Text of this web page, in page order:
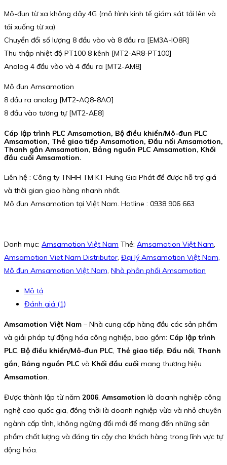
Mô-đun từ xa không dây 4G (mô hình kinh tế giám sát tải lên và
tải xuống từ xa)
Chuyển đổi số lượng 8 đầu vào và 8 đầu ra [EM3A-IO8R]
Thu thập nhiệt độ PT100 8 kênh [MT2-AR8-PT100]
Analog 4 đầu vào và 4 đầu ra [MT2-AM8]
Mô đun Amsamotion
8 đầu ra analog [MT2-AQ8-8AO]
8 đầu vào tương tự [MT2-AE8]
Cáp lập trình PLC Amsamotion, Bộ điều khiển/Mô-đun PLC
Amsamotion, Thẻ giao tiếp Amsamotion, Đầu nối Amsamotion,
Thanh gắn Amsamotion, Bảng nguồn PLC Amsamotion, Khối
đầu cuối Amsamotion.
Liên hệ : Công ty TNHH TM KT Hưng Gia Phát để được hỗ trợ giá
và thời gian giao hàng nhanh nhất.
Mô đun Amsamotion tại Việt Nam. Hotline : 0938 906 663
Danh mục: Amsamotion Việt Nam Thẻ: Amsamotion Việt Nam,
Amsamotion Viet Nam Distributor, Đại lý Amsamotion Việt Nam,
Mô đun Amsamotion Việt Nam, Nhà phân phối Amsamotion
Mô tả
Đánh giá (1)
Amsamotion Việt Nam – Nhà cung cấp hàng đầu các sản phẩm
và giải pháp tự động hóa công nghiệp, bao gồm: Cáp lập trình
PLC, Bộ điều khiển/Mô-đun PLC, Thẻ giao tiếp, Đầu nối, Thanh
gắn, Bảng nguồn PLC và Khối đầu cuối mang thương hiệu
Amsamotion.
Được thành lập từ năm 2006, Amsamotion là doanh nghiệp công
nghệ cao quốc gia, đồng thời là doanh nghiệp vừa và nhỏ chuyên
ngành cấp tỉnh, không ngừng đổi mới để mang đến những sản
phẩm chất lượng và đáng tin cậy cho khách hàng trong lĩnh vực tự
động hóa.